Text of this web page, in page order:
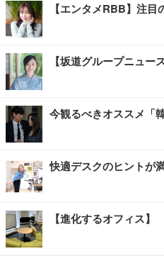
【エンタメRBB】注
【坂道グループニュ
今観るべきオススメ「
快適デスクのヒントが
【進化するオフィス】